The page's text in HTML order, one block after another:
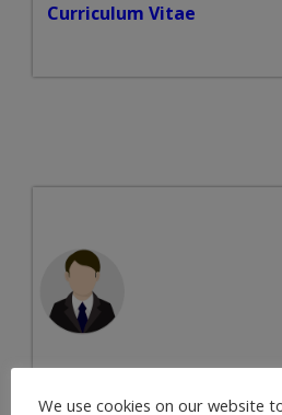
Curriculum Vitae
We use cookies on our website